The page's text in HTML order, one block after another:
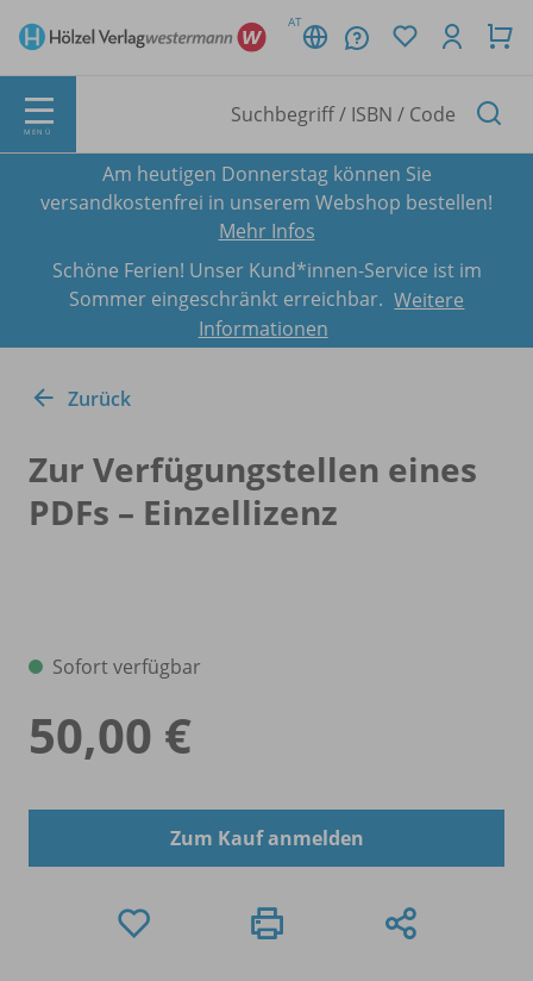
AT
MENÜ
Am heutigen Donnerstag können Sie
versandkostenfrei in unserem Webshop bestellen!
Mehr Infos
Schöne Ferien! Unser Kund*innen-Service ist im
Sommer eingeschränkt erreichbar. Weitere
Informationen
Zurück
Zur Verfügungstellen eines
PDFs – Einzellizenz
Sofort verfügbar
50,00 €
Zum Kauf anmelden